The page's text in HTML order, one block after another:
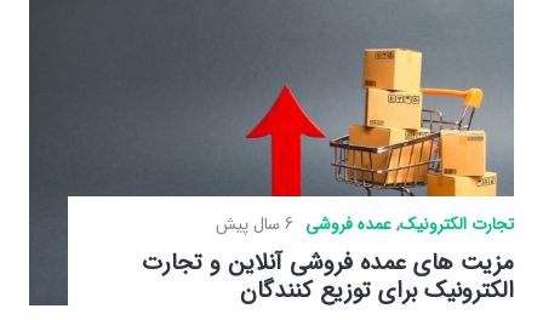
تجارت الکترونیک,عمده فروشی 6 سال پیش
مزیت های عمده فروشی آنلاین و تجارت
الکترونیک برای توزیع کنندگان